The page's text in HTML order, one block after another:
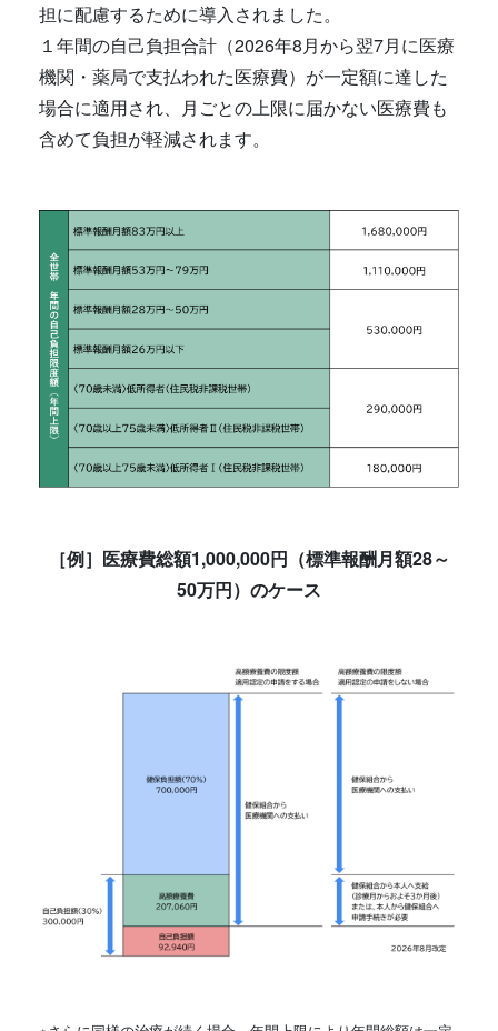
担に配慮するために導入されました。
１年間の自己負担合計（2026年8月から翌7月に医療
機関・薬局で支払われた医療費）が一定額に達した
場合に適用され、月ごとの上限に届かない医療費も
含めて負担が軽減されます。
［例］医療費総額1,000,000円（標準報酬月額28～
50万円）のケース